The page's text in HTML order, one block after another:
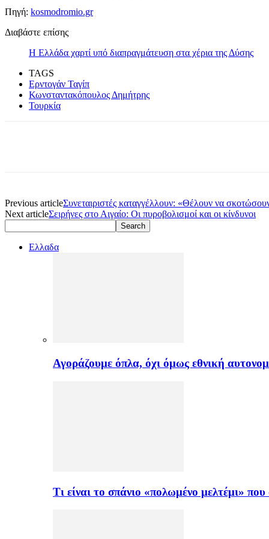
Πηγή: kosmodromio.gr
Διαβάστε επίσης
Η Ελλάδα χαρτί υπό διαπραγμάτευση στα χέρια της Δύσης
TAGS
Ερντογάν Ταγίπ
Κωνσταντακόπουλος Δημήτρης
Τουρκία
Previous articleΣυνεταιριστές καταγγέλλουν: «Θέλουν να
Next articleΣειρήνες στο Αιγαίο: Οι πυροβολισμοί και οι κίνδυνοι
Ελλαδα
Αγοράζουμε όπλα, όχι όμως εθνική
Τι είναι το σπάνιο «πολωμένο μελτέμι»